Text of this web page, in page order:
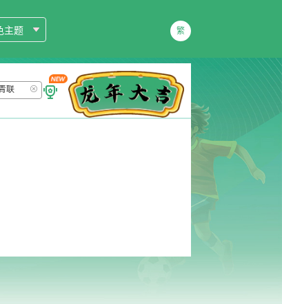
主题 繁
联